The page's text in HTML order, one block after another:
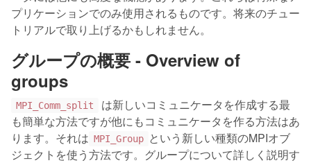
プリケーションでのみ使用されるものです。将来のチュー
トリアルで取り上げるかもしれません。
グループの概要 - Overview of
groups
MPI_Comm_split
は新しいコミュニケータを作成する最
も簡単な方法ですが他にもコミュニケータを作る方法はあ
ります。それは MPI_Group という新しい種類のMPIオブ
ジェクトを使う方法です。グループについて詳しく説明す